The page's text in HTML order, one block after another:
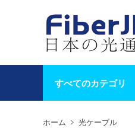
すべてのカテゴリ
ホーム 光ケーブル